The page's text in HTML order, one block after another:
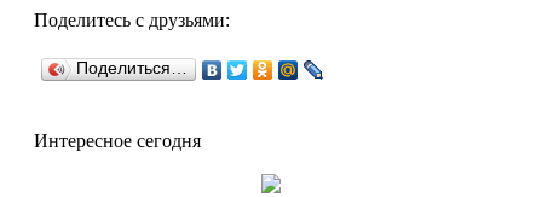
Поделитесь с друзьями:
Поделиться…
Интересное сегодня